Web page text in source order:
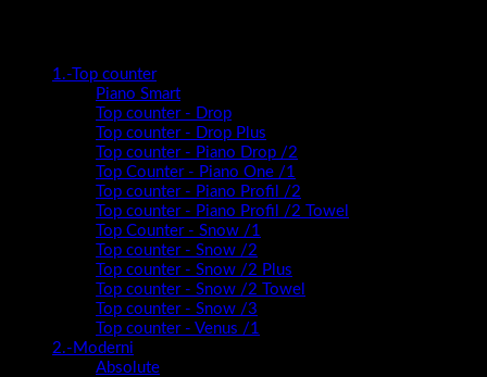
1.-Top counter
Piano Smart
Top counter - Drop
Top counter - Drop Plus
Top counter - Piano Drop /2
Top Counter - Piano One /1
Top counter - Piano Profil /2
Top counter - Piano Profil /2 Towel
Top Counter - Snow /1
Top counter - Snow /2
Top counter - Snow /2 Plus
Top counter - Snow /2 Towel
Top counter - Snow /3
Top counter - Venus /1
2.-Moderni
Absolute